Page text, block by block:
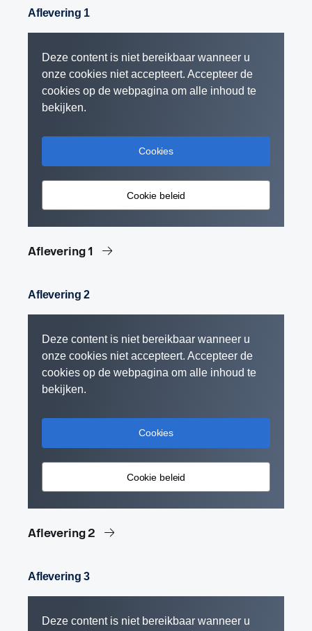
Aflevering 1
Deze content is niet bereikbaar wanneer u
onze cookies niet accepteert. Accepteer de
cookies op de webpagina om alle inhoud te
bekijken.
Cookies
Cookie beleid
Aflevering 1
Aflevering 2
Deze content is niet bereikbaar wanneer u
onze cookies niet accepteert. Accepteer de
cookies op de webpagina om alle inhoud te
bekijken.
Cookies
Cookie beleid
Aflevering 2
Aflevering 3
Deze content is niet bereikbaar wanneer u